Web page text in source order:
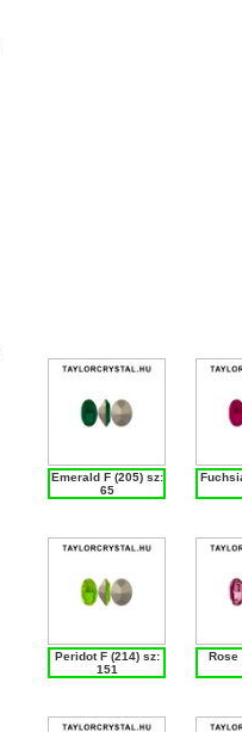
Emerald F (205) sz:
65
Peridot F (214) sz:
151
Rose